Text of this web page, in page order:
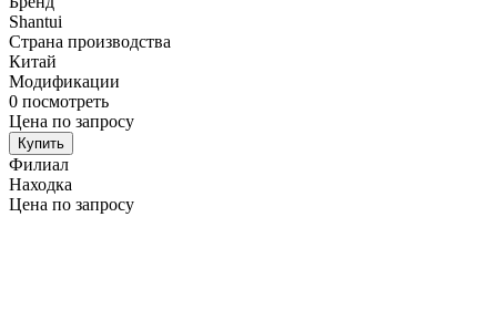
Shantui
Страна производства
Китай
Модификации
0 посмотреть
Цена по запросу
Купить
Филиал
Находка
Цена по запросу